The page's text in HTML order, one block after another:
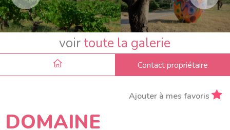
voirtoute la galerie
Contact propriétaire
Ajouter à mes favoris
DOMAINE